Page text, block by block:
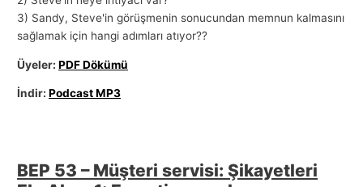
3) Sandy, Steve'in görüşmenin sonucundan memnun kalmasını
sağlamak için hangi adımları atıyor??
Üyeler:PDF Dökümü
İndir:Podcast MP3
BEP 53 – Müşteri servisi: Şikayetleri